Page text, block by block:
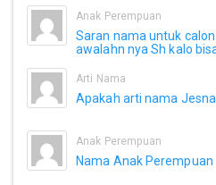
Anak Perempuan
Saran nama untuk
awalahn nya Sh kalo bisa
Arti Nama
Apakah arti nama
Anak Perempuan
Nama Anak Perempuan